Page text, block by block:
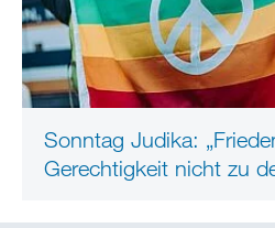
Sonntag Judika:
Gerechtigkeit nicht zu